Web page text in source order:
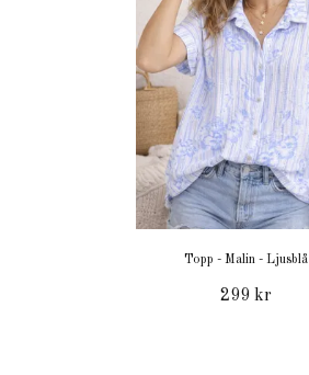
Topp - Malin - Ljusblå
299 kr